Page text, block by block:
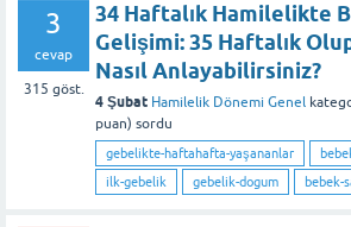
3
cevap
315 göst.
34 Haftalık Hamilelikte
Gelişimi: 35 Haftalık Olup
Nasıl Anlayabilirsiniz?
4 Şubat Hamilelik Dönemi Genel
puan) sordu
gebelikte-haftahafta-yaşananlar
ilk-gebelik
gebelik-dogum bebek-